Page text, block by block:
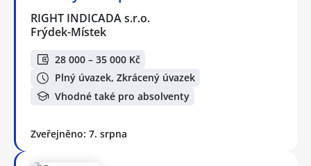
RIGHT INDICADA s.r.o.
Frýdek-Místek
28 000 – 35 000 Kč
Plný úvazek, Zkrácený úvazek
Vhodné také pro absolventy
Zveřejněno: 7. srpna